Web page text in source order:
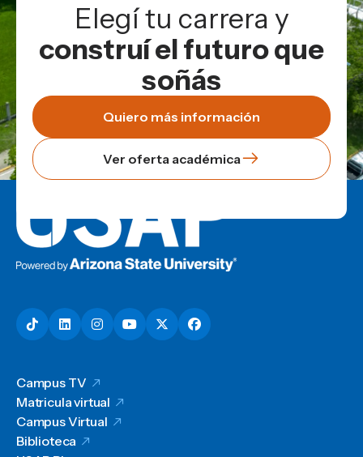
Elegí tu carrera y
construí el futuro que
soñás
Quiero más información
Ver oferta académica
Campus TV
Matricula virtual
Campus Virtual
Biblioteca